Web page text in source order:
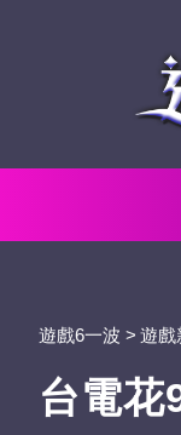
遊戲6一波 遊戲
台電花